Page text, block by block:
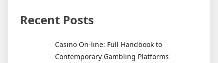
Recent Posts
Casino On-line: Full Handbook to
Contemporary Gambling Platforms